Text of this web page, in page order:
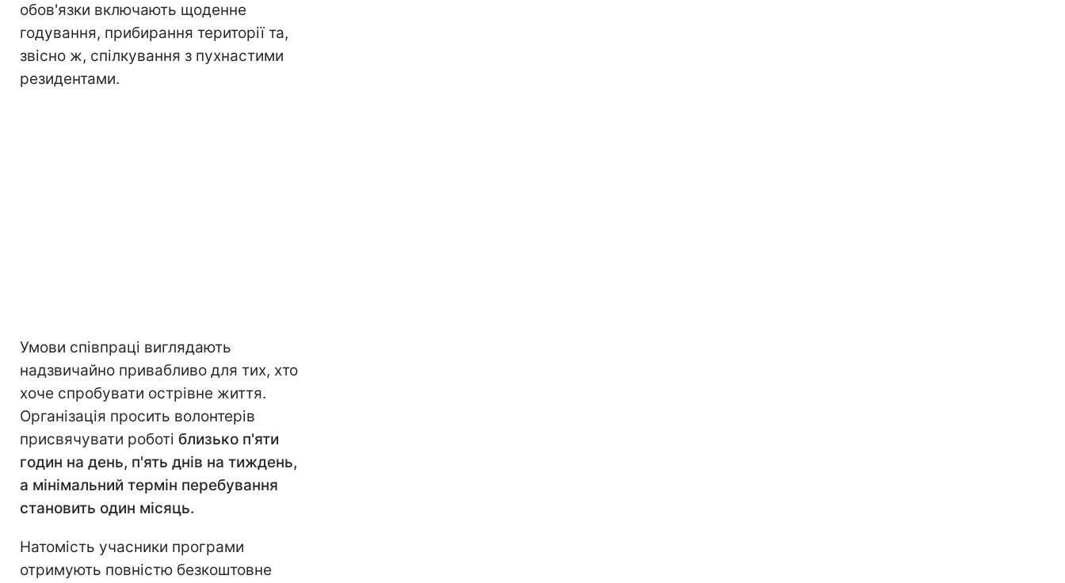
обов'язки включають щоденне
годування, прибирання території та,
звісно ж, спілкування з пухнастими
резидентами.
Умови співпраці виглядають
надзвичайно привабливо для тих, хто
хоче спробувати острівне життя.
Організація просить волонтерів
присвячувати роботі близько п'яти
годин на день, п'ять днів на тиждень,
а мінімальний термін перебування
становить один місяць.
Натомість учасники програми
отримують повністю безкоштовне